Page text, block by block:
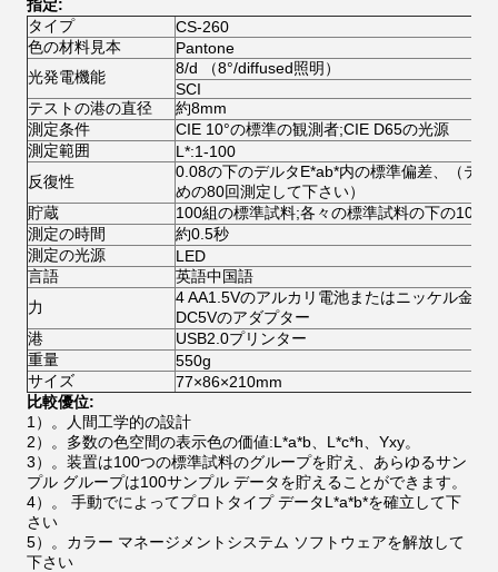
指定:
タイプ
CS-260
色の材料見本
Pantone
光発電機能
8/d （8°/diffused照明）
SCI
テストの港の直径
約8mm
測定条件
CIE 10°の標準の観測者;CIE D65の光源
測定範囲
L*:1-100
反復性
0.08の下のデルタE*ab*内の標準偏差、（テ
めの80回測定して下さい）
貯蔵
100組の標準試料;各々の標準試料の下の100
測定の時間
約0.5秒
測定の光源
LED
言語
英語中国語
力
4 AA1.5Vのアルカリ電池またはニッケル金
DC5Vのアダプター
港
USB2.0プリンター
重量
550g
サイズ
77×86×210mm
比較優位:
1）。
人間工学的の設計
2）。 多数の色空間の表示色の価値:L*a*b、L*c*h、Yxy。
3）。 装置は100つの標準試料のグループを貯え、あらゆるサン
プル グループは100サンプル データを貯えることができます。
4）。 手動でによってプロトタイプ データL*a*b*を確立して下
さい
5）。カラー マネージメントシステム ソフトウェアを解放して
下さい